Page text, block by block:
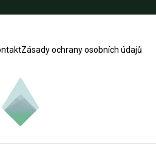
Zásady ochrany osobních údajů